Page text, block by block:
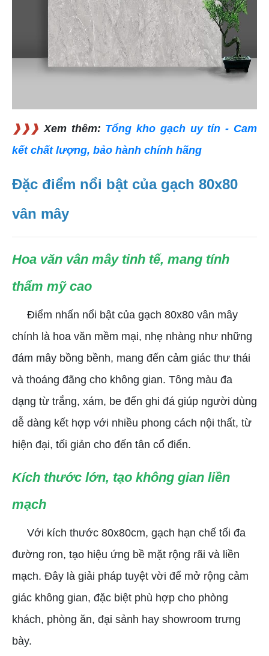
❱❱❱ Xem thêm: Tổng kho gạch uy tín - Cam
kết chất lượng, bảo hành chính hãng
Đặc điểm nổi bật của gạch 80x80
vân mây
Hoa văn vân mây tinh tế, mang tính
thẩm mỹ cao
Điểm nhấn nổi bật của gạch 80x80 vân mây
chính là hoa văn mềm mại, nhẹ nhàng như những
đám mây bồng bềnh, mang đến cảm giác thư thái
và thoáng đãng cho không gian. Tông màu đa
dạng từ trắng, xám, be đến ghi đá giúp người dùng
dễ dàng kết hợp với nhiều phong cách nội thất, từ
hiện đại, tối giản cho đến tân cổ điển.
Kích thước lớn, tạo không gian liền
mạch
Với kích thước 80x80cm, gạch hạn chế tối đa
đường ron, tạo hiệu ứng bề mặt rộng rãi và liền
mạch. Đây là giải pháp tuyệt vời để mở rộng cảm
giác không gian, đặc biệt phù hợp cho phòng
khách, phòng ăn, đại sảnh hay showroom trưng
bày.